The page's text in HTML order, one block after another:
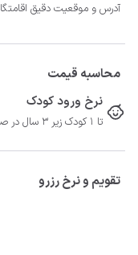
آدرس و موقعیت دقیق
محاسبه قیمت
نرخ ورود کودک
تا 1 کودک زیر 3 سال در صورتحساب لحاظ نمی گردد
تقویم و نرخ رزرو